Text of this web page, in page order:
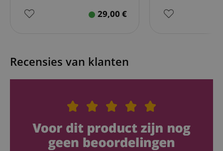
29,00 €
Recensies van klanten